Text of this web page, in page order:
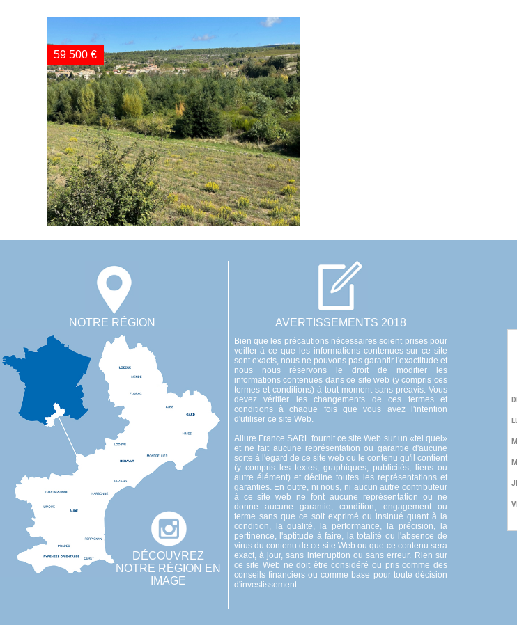
59 500 €
NOTRE RÉGION
DÉCOUVREZ
NOTRE RÉGION EN
IMAGE
AVERTISSEMENTS 2018
Bien que les précautions nécessaires soient prises pour
veiller à ce que les informations contenues sur ce site
sont exacts, nous ne pouvons pas garantir l'exactitude et
nous nous réservons le droit de modifier les
informations contenues dans ce site web (y compris ces
termes et conditions) à tout moment sans préavis. Vous
devez vérifier les changements de ces termes et
conditions à chaque fois que vous avez l'intention
d'utiliser ce site Web.
Allure France SARL fournit ce site Web sur un «tel quel»
et ne fait aucune représentation ou garantie d'aucune
sorte à l'égard de ce site web ou le contenu qu'il contient
(y compris les textes, graphiques, publicités, liens ou
autre élément) et décline toutes les représentations et
garanties. En outre, ni nous, ni aucun autre contributeur
à ce site web ne font aucune représentation ou ne
donne aucune garantie, condition, engagement ou
terme sans que ce soit exprimé ou insinué quant à la
condition, la qualité, la performance, la précision, la
pertinence, l'aptitude à faire, la totalité ou l'absence de
virus du contenu de ce site Web ou que ce contenu sera
exact, à jour, sans interruption ou sans erreur. Rien sur
ce site Web ne doit être considéré ou pris comme des
conseils financiers ou comme base pour toute décision
d'investissement.